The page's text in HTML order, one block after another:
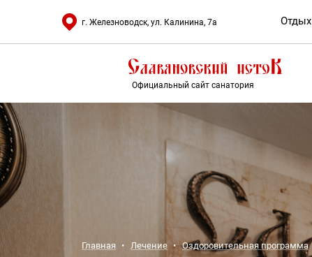
г. Железноводск, ул. Калинина, 7а Отдых
Официальный сайт санатория
Главная Лечение Оздоровительная программа